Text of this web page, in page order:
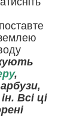
,
Всі ці